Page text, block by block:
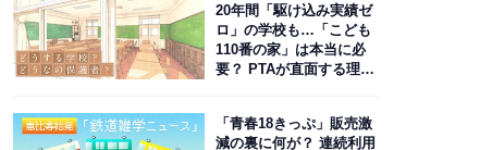
20年間「駆け込み実績ゼ
ロ」の学校も…「こども
110番の家」は本当に必
要？ PTAが直面する理想
「青春18きっぷ」販売激
減の裏に何が？ 連続利用